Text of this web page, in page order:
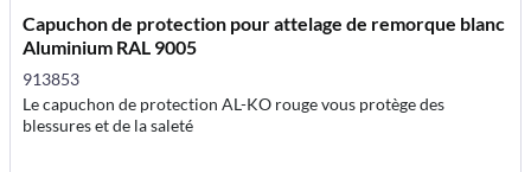
Capuchon de protection pour attelage de remorque blanc
Aluminium RAL 9005
913853
Le capuchon de protection AL-KO rouge vous protège des
blessures et de la saleté